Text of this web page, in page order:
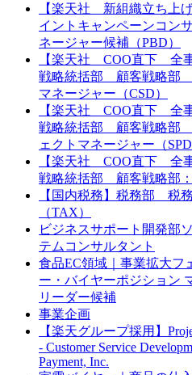
【楽天社 新組織立ち上
イントキャンペーンコン
ネージャー候補（PBD）
【楽天社 COO直下 全
戦略統括部 顧客戦略部
マネージャー（CSD）
【楽天社 COO直下 全
戦略統括部 顧客戦略部
ェクトマネージャー（SPD
【楽天社 COO直下 全
戦略統括部 顧客戦略部
【国内税務】税務部 税
（TAX）
ビジネスサポート開発部
テムコンサルタント
食品EC領域｜事業拡大フ
ー・バイヤーポジション
リーダー候補
事業企画
【楽天グループ採用】
- Customer Service
Payment, Inc.